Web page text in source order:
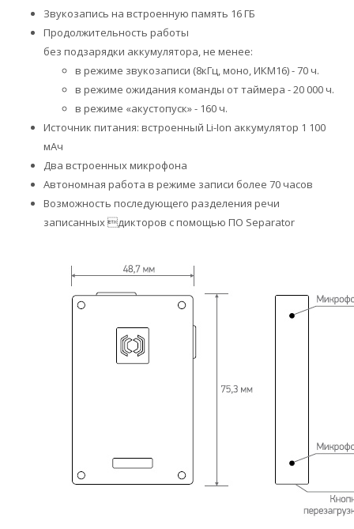
Звукозапись на встроенную память 16 ГБ
Продолжительность работы
без подзарядки аккумулятора, не менее:
в режиме звукозаписи (8кГц, моно, ИКМ16) - 70 ч.
в режиме ожидания команды от таймера - 20 000 ч.
в режиме «акустопуск» - 160 ч.
Источник питания: встроенный Li-Ion аккумулятор 1 100
мАч
Два встроенных микрофона
Автономная работа в режиме записи более 70 часов
Возможность последующего разделения речи
записанных дикторов с помощью ПО Separator